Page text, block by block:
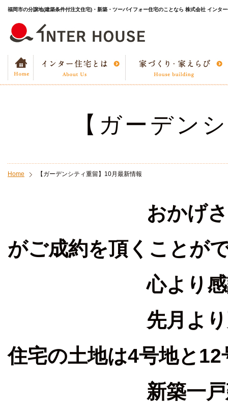
福岡市の分譲地(建築条件付注文住宅)・新築・ツーバイフォー住宅のことなら 株式会社 インタ
【ガーデン
Home 【ガーデンシティ重留】10月最新情報
おかげさまでご
がご成約を頂くことが
心より感謝を
先月より更に3区
住宅の土地は4号地と
新築一戸建て(2